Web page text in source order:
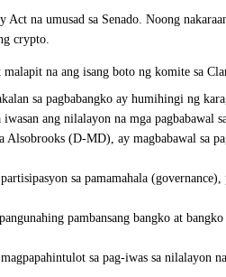
na umusad sa Senado. Noong
crypto.
na ang isang boto ng komite sa
sa pagbabangko ay humihingi ng
ang nilalayon na mga pagbabawal
(D-MD), ay magbabawal sa
sa pamamahala
pambansang bangko at
sa pag-iwas sa nilalayon